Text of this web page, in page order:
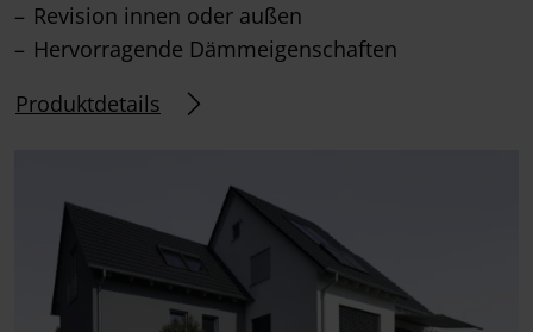
Revision innen oder außen
Hervorragende Dämmeigenschaften
Produktdetails